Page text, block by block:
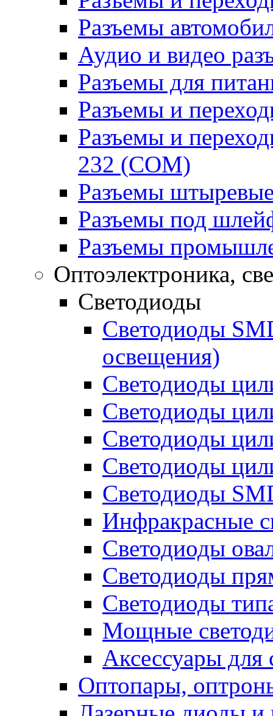
Разъемы
Аудио и видео
Разъемы для
Разъемы и
Разъемы и
232 (COM)
Разъемы
Разъемы под
Разъемы
Оптоэлектроника,
Светодиоды
Светодиоды
освещения)
Светодиоды
Светодиоды
Светодиоды
Светодиоды
Светодиоды
Инфракрасные
Светодиоды
Светодиоды
Светодиоды
Мощные
Аксессуары для
Оптопары,